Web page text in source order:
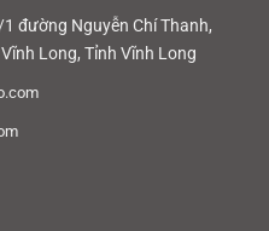
đường Nguyễn Chí Thanh,
Long, Tỉnh Vĩnh Long